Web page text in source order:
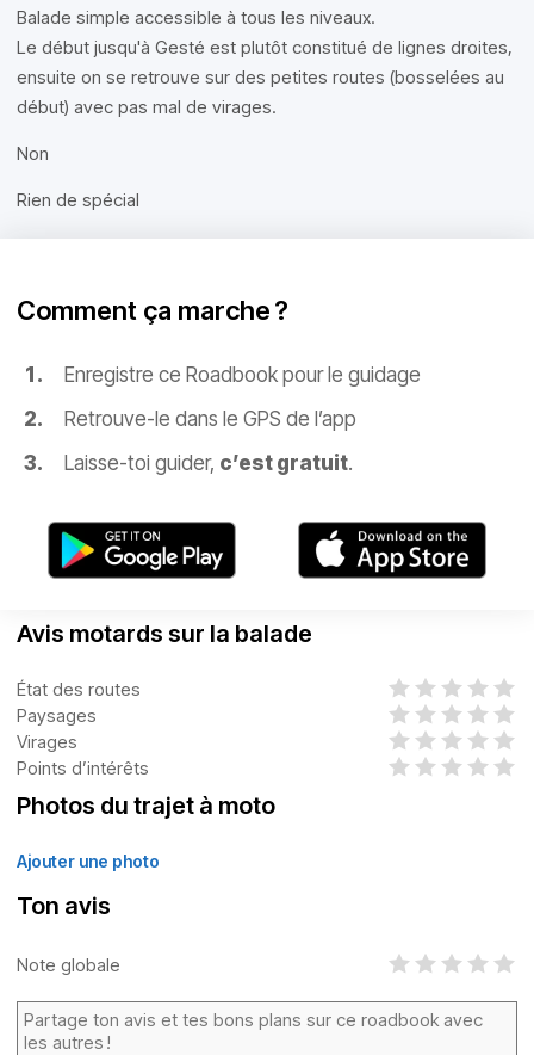
Balade simple accessible à tous les niveaux.
Le début jusqu'à Gesté est plutôt constitué de lignes droites,
ensuite on se retrouve sur des petites routes (bosselées au
début) avec pas mal de virages.
Non
Rien de spécial
Comment ça marche ?
Enregistre ce Roadbook pour le guidage
Retrouve-le dans le GPS de l’app
Laisse-toi guider, c’est gratuit.
Avis motards sur la balade
État des routes
Paysages
Virages
Points d’intérêts
Photos du trajet à moto
Ajouter une photo
Ton avis
Note globale